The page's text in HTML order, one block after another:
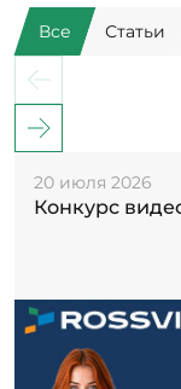
Все Статьи
20 июля 2026
Конкурс